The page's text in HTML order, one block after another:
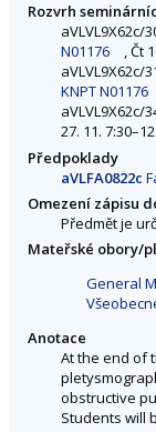
Rozvrh
aVLVL9X62c/
N01176
, Čt
aVLVL9X62c/
KNPT N01176
aVLVL9X62c/
27. 11.
Předpoklady
aVLFA0822c
Omezení zápisu
Předmět je
Mateřské obory/
General
Anotace
At the end of
obstructive
Students will